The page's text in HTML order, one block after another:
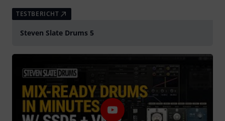
TESTBERICHT
Steven Slate Drums 5